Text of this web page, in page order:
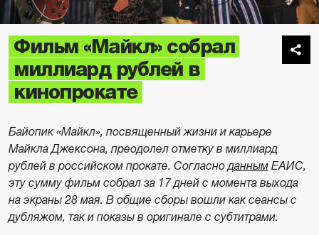
Фильм «Майкл» собрал
миллиард рублей в
кинопрокате
Байопик «Майкл», посвященный жизни и карьере
Майкла Джексона, преодолел отметку в миллиард
рублей в российском прокате. Согласноданным ЕАИС,
эту сумму фильм собрал за 17 дней с момента выхода
на экраны 28 мая. В общие сборы вошли как сеансы с
дубляжом, так и показы в оригинале с субтитрами.